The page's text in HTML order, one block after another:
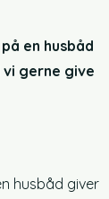
en husbåd
gerne give
husbåd giver